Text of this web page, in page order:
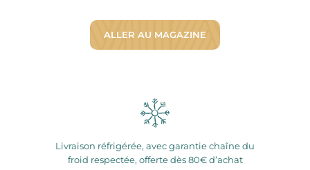
ALLER AU MAGAZINE
Livraison réfrigérée, avec garantie chaîne du
froid respectée, offerte dès 80€ d’achat